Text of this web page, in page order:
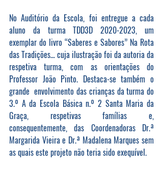
No Auditório da Escola, foi entregue a cada
aluno da turma TDD3D 2020-2023, um
exemplar do livro “Saberes e Sabores” Na Rota
das Tradições… cuja ilustração foi da autoria da
respetiva turma, com as orientações do
Professor João Pinto. Destaca-se também o
grande  envolvimento das crianças da turma do
3.º A da Escola Básica n.º 2 Santa Maria da
Graça, respetivas famílias e,
consequentemente, das Coordenadoras Dr.ª
Margarida Vieira e Dr.ª Madalena Marques sem
as quais este projeto não teria sido exequível.